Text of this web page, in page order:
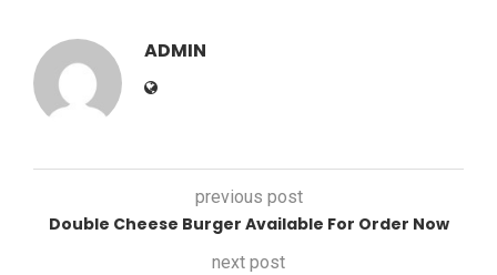
ADMIN
previous post
Double Cheese Burger Available For Order Now
next post